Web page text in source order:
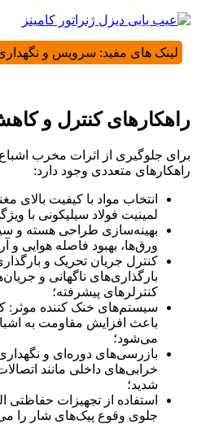
لینک های مفید: سرویس و نگهداری
راهکارهای کنترل و
برای جلوگیری از اثرات مخرب اشباع
راهکارهای متعددی وجود دارد:
انتخاب مواد با کیفیت بالای
لمینیت فولاد سیلیکونی با
بهینه‌سازی طراحی هسته و
ورق‌ها، بهبود فاصله هوایی و
کنترل جریان تحریک و
بارگذاری‌های ناگهانی و
کنترلرهای پیشرفته؛
سیستم‌های خنک کننده
باعث افزایش مقاومت به
می‌شود؛
بازرسی‌های دوره‌ای و
خرابی‌های داخلی مانند
شدید؛
استفاده از تجهیزات حفاظتی
جلوی وقوع پیک‌های شار را